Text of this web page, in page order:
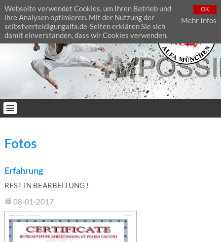
Fotos
Erfahrung
REST IN BEARBEITUNG !
08-01-2017
Webseite verwendet Cookies, um Ihren Betrieb und
ihre Analysen optimieren. Mit der Nutzung der
selbstverteidigungalfa.de-Seiten erklären Sie sich
damit einverstanden, dass wir Cookies verwenden.
OK
Mehr Infos